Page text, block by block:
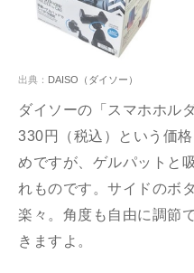
出典： DAISO（ダイソー）
ダイソーの「スマホホル
330円（税込）という価
めですが、ゲルパットと
れものです。サイドのボ
楽々。角度も自由に調節
きますよ。